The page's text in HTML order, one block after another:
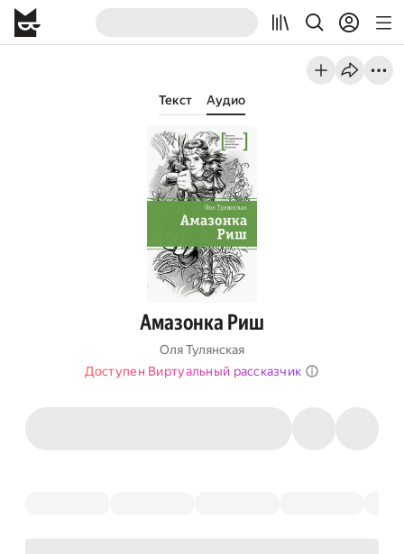
Текст Аудио
Амазонка Риш
Оля Тулянская
Доступен Виртуальный рассказчик